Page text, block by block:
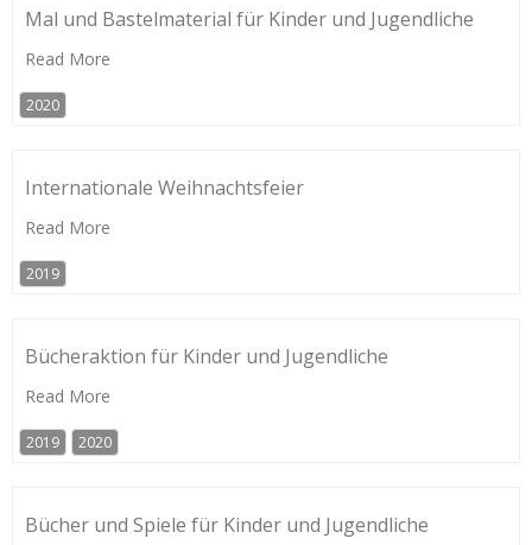
Mal und Bastelmaterial für Kinder und Jugendliche
Read More
2020
Internationale Weihnachtsfeier
Read More
2019
Bücheraktion für Kinder und Jugendliche
Read More
2019 2020
Bücher und Spiele für Kinder und Jugendliche